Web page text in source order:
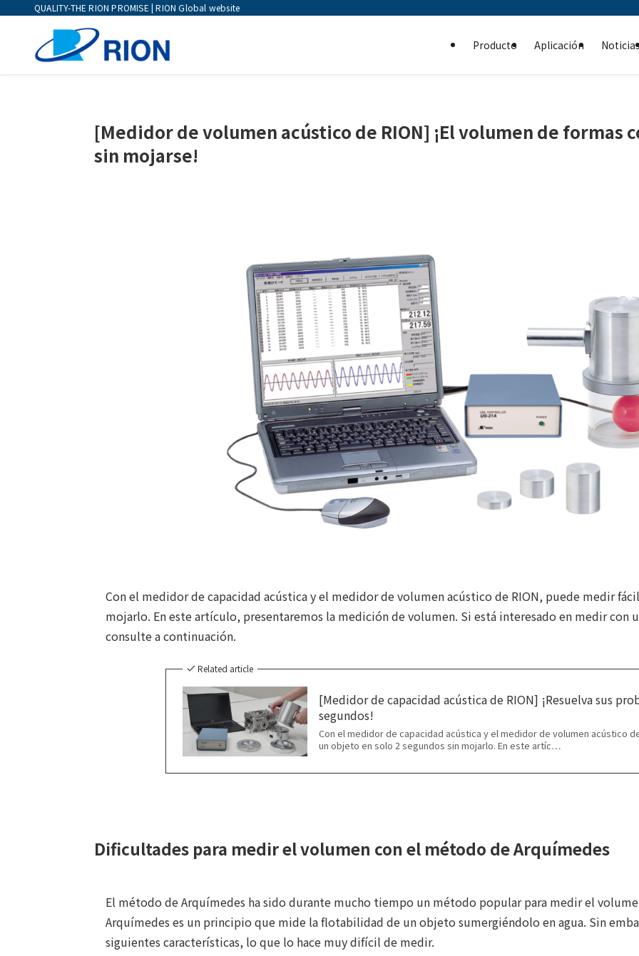
QUALITY-THE RION PROMISE | RION Global website
Producto Aplicación
[Medidor de volumen acústico de RION] ¡El volumen de formas
sin mojarse!
Con el medidor de capacidad acústica y el medidor de volumen acústico de RION, puede medir
mojarlo. En este artículo, presentaremos la medición de volumen. Si está interesado en medir con
consulte a continuación.
Related article
[Medidor de capacidad acústica de RION] ¡Resuelva sus
segundos!
Con el medidor de capacidad acústica y el medidor de volumen acústico
un objeto en solo 2 segundos sin mojarlo. En este artíc…
Dificultades para medir el volumen con el método de Arquímedes
El método de Arquímedes ha sido durante mucho tiempo un método popular para medir el
Arquímedes es un principio que mide la flotabilidad de un objeto sumergiéndolo en agua. Sin
siguientes características, lo que lo hace muy difícil de medir.